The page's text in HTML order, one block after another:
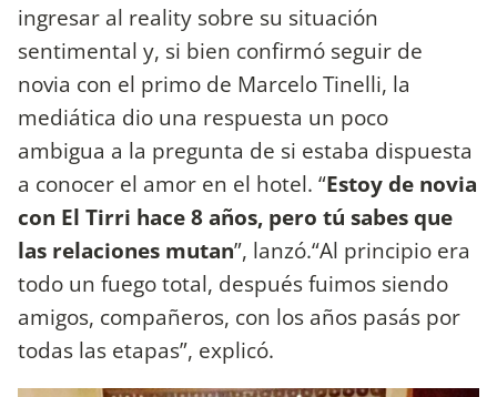
ingresar al reality sobre su situación
sentimental y, si bien confirmó seguir de
novia con el primo de Marcelo Tinelli, la
mediática dio una respuesta un poco
ambigua a la pregunta de si estaba dispuesta
a conocer el amor en el hotel. “Estoy de novia
con El Tirri hace 8 años, pero tú sabes que
las relaciones mutan”, lanzó.“Al principio era
todo un fuego total, después fuimos siendo
amigos, compañeros, con los años pasás por
todas las etapas”, explicó.